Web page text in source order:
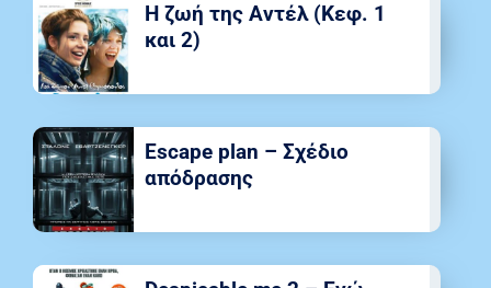
Η ζωή της Αντέλ (Κεφ. 1
και 2)
Escape plan – Σχέδιο
απόδρασης